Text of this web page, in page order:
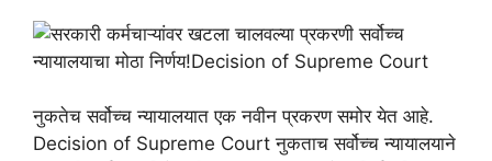
नुकतेच सर्वोच्च न्यायालयात एक नवीन प्रकरण समोर येत आहे.
Decision of Supreme Court नुकताच सर्वोच्च न्यायालयाने